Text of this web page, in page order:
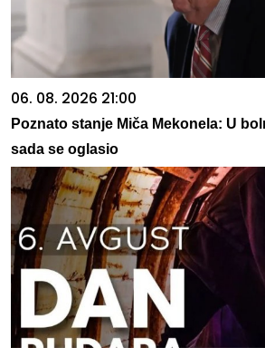
06. 08. 2026 21:00
Poznato stanje Miča Mekonela: U
sada se oglasio